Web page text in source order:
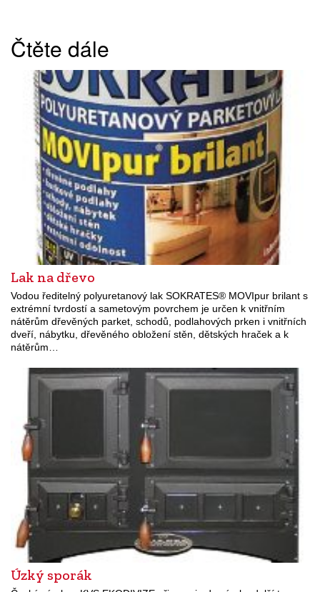
Čtěte dále
Lak na dřevo
Vodou ředitelný polyuretanový lak SOKRATES® MOVIpur brilant s
extrémní tvrdostí a sametovým povrchem je určen k vnitřním
nátěrům dřevěných parket, schodů, podlahových prken i vnitřních
dveří, nábytku, dřevěného obložení stěn, dětských hraček a k
nátěrům…
Úzký sporák